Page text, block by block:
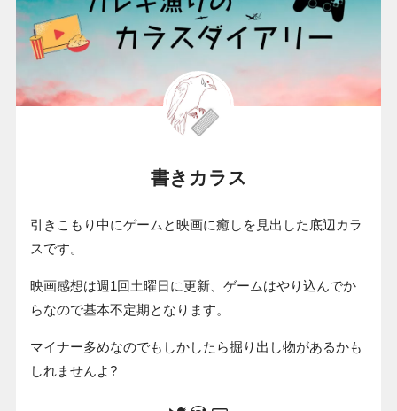
書きカラス
引きこもり中にゲームと映画に癒しを見出した底辺カラ
スです。
映画感想は週1回土曜日に更新、ゲームはやり込んでか
らなので基本不定期となります。
マイナー多めなのでもしかしたら掘り出し物があるかも
しれませんよ?